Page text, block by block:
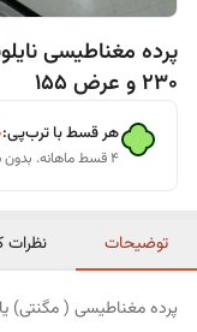
پرده مغناطیسی
230 و عرض 155
هر قسط با ترب‌پی:
۴ قسط ماهانه. بدون سود، چک و ضامن.
توضیحات نظرات